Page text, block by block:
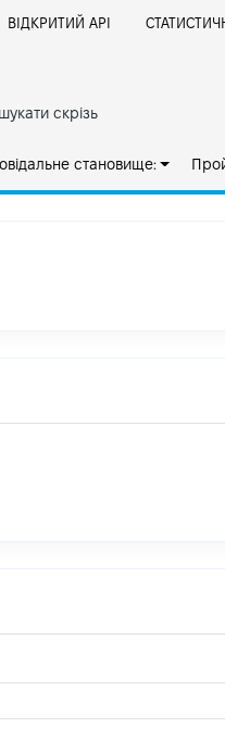
ВІДКРИТИЙ АРІ
шукати скрізь
становище: